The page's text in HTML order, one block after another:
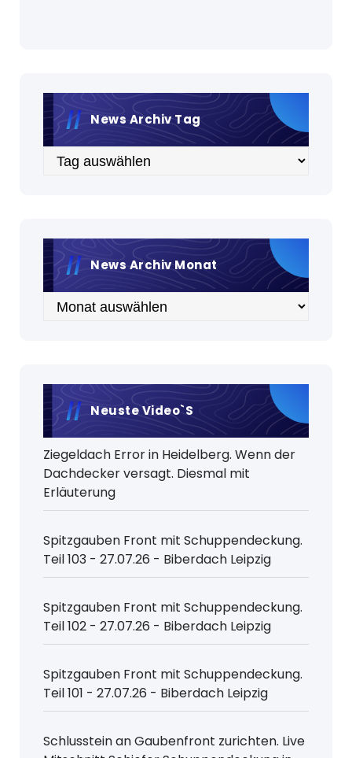
News Archiv Tag
Archiv
News Archiv Monat
Archiv
Neuste Video`s
Ziegeldach Error in Heidelberg. Wenn der
Dachdecker versagt. Diesmal mit
Erläuterung
Spitzgauben Front mit Schuppendeckung.
Teil 103 - 27.07.26 - Biberdach Leipzig
Spitzgauben Front mit Schuppendeckung.
Teil 102 - 27.07.26 - Biberdach Leipzig
Spitzgauben Front mit Schuppendeckung.
Teil 101 - 27.07.26 - Biberdach Leipzig
Schlusstein an Gaubenfront zurichten. Live